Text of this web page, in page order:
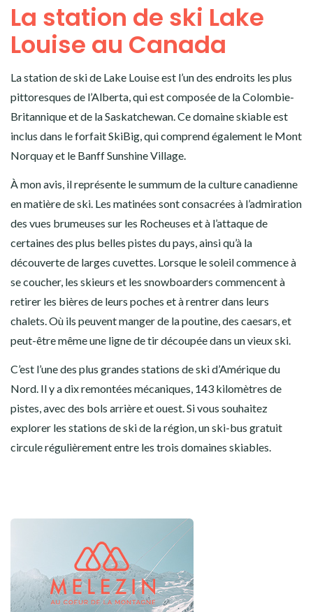
La station de ski Lake
Louise au Canada
La station de ski de Lake Louise est l’un des endroits les plus
pittoresques de l’Alberta, qui est composée de la Colombie-
Britannique et de la Saskatchewan. Ce domaine skiable est
inclus dans le forfait SkiBig, qui comprend également le Mont
Norquay et le Banff Sunshine Village.
À mon avis, il représente le summum de la culture canadienne
en matière de ski. Les matinées sont consacrées à l’admiration
des vues brumeuses sur les Rocheuses et à l’attaque de
certaines des plus belles pistes du pays, ainsi qu’à la
découverte de larges cuvettes. Lorsque le soleil commence à
se coucher, les skieurs et les snowboarders commencent à
retirer les bières de leurs poches et à rentrer dans leurs
chalets. Où ils peuvent manger de la poutine, des caesars, et
peut-être même une ligne de tir découpée dans un vieux ski.
C’est l’une des plus grandes stations de ski d’Amérique du
Nord. Il y a dix remontées mécaniques, 143 kilomètres de
pistes, avec des bols arrière et ouest. Si vous souhaitez
explorer les stations de ski de la région, un ski-bus gratuit
circule régulièrement entre les trois domaines skiables.